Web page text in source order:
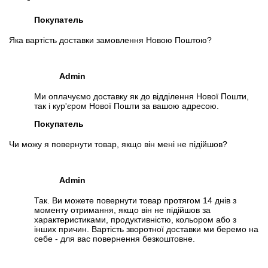
DDR4 1866\2133\2666 Mhz (тільки REG ECC), підтримка 4х
Комплект поставки
1. Материнська плата
2. Процесор
3. Кабель-перехідник живлення ATX 24Pin на 18Pin + 8pin to
12pin
Специфікація процесора:
Тестування процесора:
Специфікація материнської плати:HP Z440
Відеоогляд
Покупатель
Яка вартість доставки замовлення Новою Поштою?
Admin
Ми оплачуємо доставку як до відділення Нової Пошти,
так і кур'єром Нової Пошти за вашою адресою.
Покупатель
Чи можу я повернути товар, якщо він мені не підійшов?
Admin
Так. Ви можете повернути товар протягом 14 днів з
моменту отримання, якщо він не підійшов за
характеристиками, продуктивністю, кольором або з
інших причин. Вартість зворотної доставки ми беремо на
себе - для вас повернення безкоштовне.